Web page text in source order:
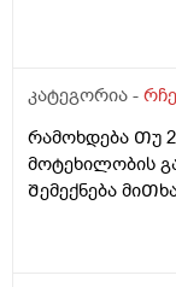
Შესვლის დროს
განმავლობაᲨი
იმოქმედებს
გავდივარ
ბუასილი
კატეგორია -
რამოხდება Თუ
მოტეხილობის
Შემექნება